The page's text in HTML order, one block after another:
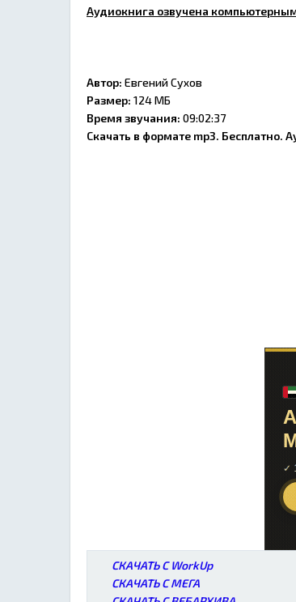
Аудиокнига озвучена
Автор: Евгений Сухов
Размер: 124 МБ
Время звучания: 09:02:37
Скачать в формате mp3. Бесплатно.
СКАЧАТЬ С WorkUp
СКАЧАТЬ С МЕГА